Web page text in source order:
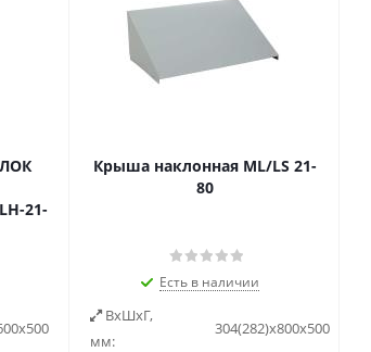
21-
Крыша наклонная ML/LS 21-
80
Есть в наличии
ВxШxГ,
мм:
304(282)x800x500